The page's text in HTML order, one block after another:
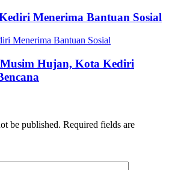
Menerima Bantuan Sosial
Hujan, Kota Kediri
be published. Required fields are